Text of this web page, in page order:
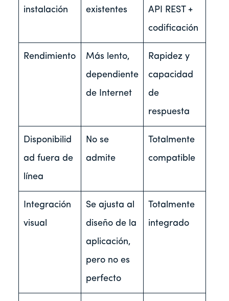
instalación
existentes
API REST +
codificación
Rendimiento
Más lento,
dependiente
de Internet
Rapidez y
capacidad
de
respuesta
Disponibilid
ad fuera de
línea
No se
admite
Totalmente
compatible
Integración
visual
Se ajusta al
diseño de la
aplicación,
pero no es
perfecto
Totalmente
integrado